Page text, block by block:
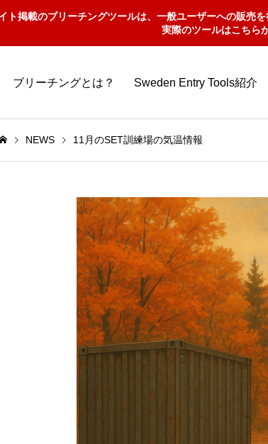
ト掲載のブリーチングツールは、一般ユーザーへの販売
実際のツールはこちら
ブリーチングとは？ Sweden Entry Tools紹介
NEWS 11月のSET訓練場の気温情報